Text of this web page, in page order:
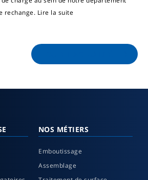
rechange. Lire la suite
NOS MÉTIERS
Emboutissage
Assemblage